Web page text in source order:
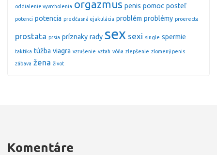
oddialenie vyvrcholenia orgazmus penis pomoc posteľ
potenci potencia predčasná ejakulácia problém problémy proerecta
prostata prsia príznaky rady sex sexi single spermie
taktika túžba viagra vzrušenie vztah vôňa zlepšenie zlomený penis
zábava žena život
Komentáre